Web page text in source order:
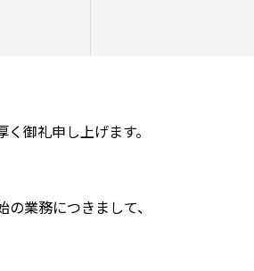
御礼申し上げます。
業務につきまして、